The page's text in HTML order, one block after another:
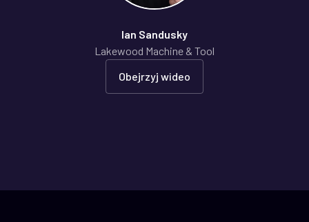
Ian Sandusky
Lakewood Machine & Tool
Obejrzyj wideo